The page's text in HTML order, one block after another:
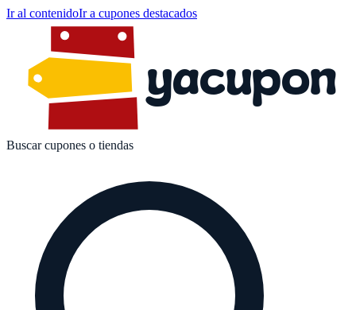
Ir al contenidoIr a cupones destacados
yacupon
Buscar cupones o tiendas